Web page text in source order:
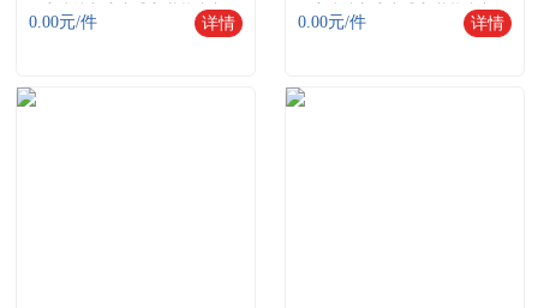
高速精密\高产质高\节能省力
机床网,数控机床,数控机床网,智能数控机床
0.00元/件 详情
高速精密\高产质高\节能省力
机床网,数控机床,数控机床网,智能数控机床
0.00元/件 详情